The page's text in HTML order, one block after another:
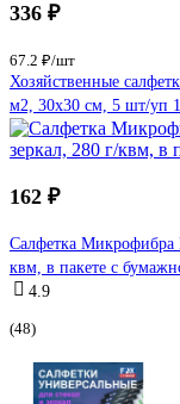
336 ₽
67.2 ₽/шт
Хозяйственные
м2, 30x30 см, 5 шт/уп
162 ₽
Салфетка Микрофибра
квм, в пакете с
4.9
(48)